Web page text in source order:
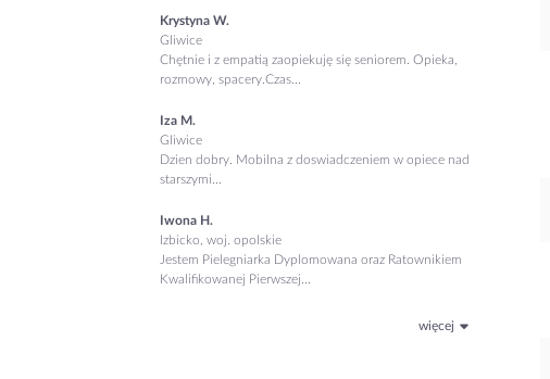
Krystyna W.
Gliwice
Chętnie i z empatią zaopiekuję się seniorem. Opieka,
rozmowy, spacery.Czas...
Iza M.
Gliwice
Dzien dobry. Mobilna z doswiadczeniem w opiece nad
starszymi...
Iwona H.
Izbicko, woj. opolskie
Jestem Pielegniarka Dyplomowana oraz Ratownikiem
Kwalifikowanej Pierwszej...
więcej